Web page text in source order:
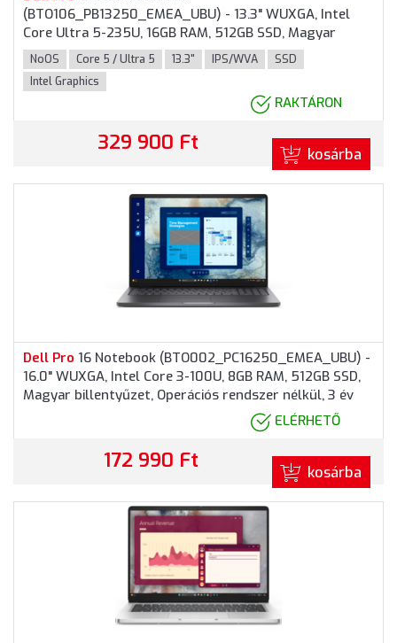
(BTO106_PB13250_EMEA_UBU) - 13.3" WUXGA, Intel
Core Ultra 5-235U, 16GB RAM, 512GB SSD, Magyar
billentyűzet, Operációs rendszer nélkül, 3 év garancia,
Ezüstszürke színben
NoOS Core 5 / Ultra 5 13.3" IPS/WVA
SSD
Intel Graphics
RAKTÁRON
329 900 Ft kosárba
Dell Pro 16 Notebook (BTO002_PC16250_EMEA_UBU) -
16.0" WUXGA, Intel Core 3-100U, 8GB RAM, 512GB SSD,
Magyar billentyűzet, Operációs rendszer nélkül, 3 év
ELÉRHETŐ
172 990 Ft kosárba